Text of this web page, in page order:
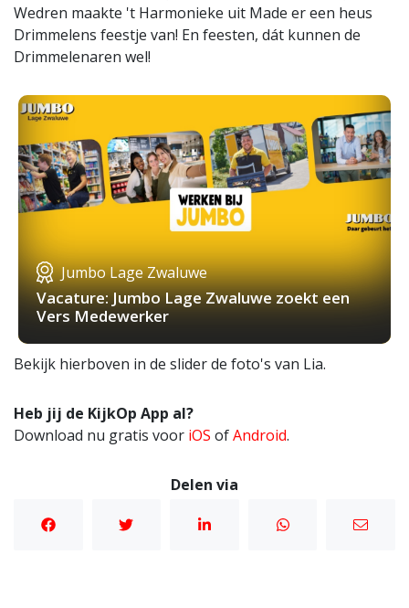
Wedren maakte 't Harmonieke uit Made er een heus
Drimmelens feestje van! En feesten, dát kunnen de
Drimmelenaren wel!
Jumbo Lage Zwaluwe
Vacature: Jumbo Lage Zwaluwe zoekt een
Vers Medewerker
Bekijk hierboven in de slider de foto's van Lia.
Heb jij de KijkOp App al?
Download nu gratis voor iOS ofAndroid.
Delen via